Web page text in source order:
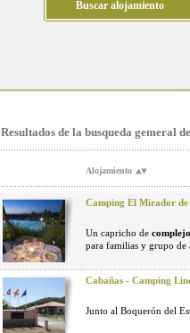
Resultados de la busqueda gemeral
Alojamiento
Camping El Mirador de
Un capricho de
para familias y grupo de
Cabañas - Camping
Junto al Boquerón del